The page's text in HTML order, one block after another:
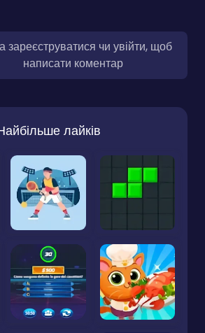
зареєструватися чи увійти, щоб
написати коментар
лайків